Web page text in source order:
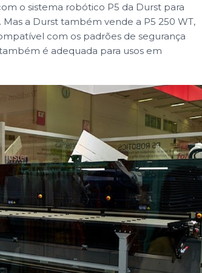
o sistema robótico P5 da Durst para
a Durst também vende a P5 250 WT,
com os padrões de segurança
é adequada para usos em